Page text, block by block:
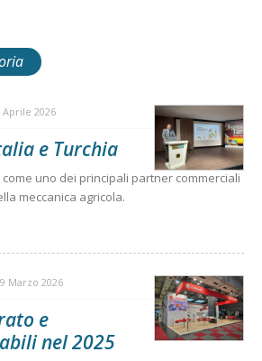
Aprile 2026
e Turchia
uno dei principali partner commerciali
meccanica agricola.
Marzo 2026
e
nel 2025